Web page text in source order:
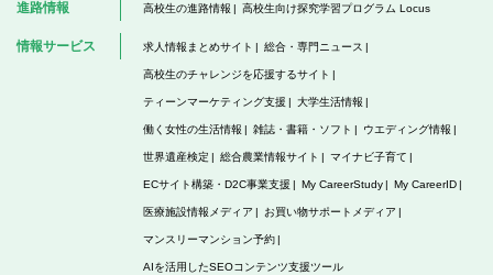
進路情報 高校生の進路情報 高校生向け探究学習プログラム Locus
情報サービス 求人情報まとめサイト 総合・専門ニュース
高校生のチャレンジを応援するサイト
ティーンマーケティング支援 大学生活情報
働く女性の生活情報 雑誌・書籍・ソフト ウエディング情報
世界遺産検定 総合農業情報サイト マイナビ子育て
ECサイト構築・D2C事業支援 My CareerStudy My CareerID
医療施設情報メディア お買い物サポートメディア
マンスリーマンション予約
AIを活用したSEOコンテンツ支援ツール